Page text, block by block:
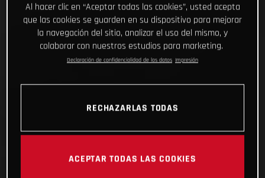
Al hacer clic en “Aceptar todas las cookies”, usted acepta
que las cookies se guarden en su dispositivo para mejorar
la navegación del sitio, analizar el uso del mismo, y
colaborar con nuestros estudios para marketing.
Declaración de confidencialidad de los datos Impresión
RECHAZARLAS TODAS
ACEPTAR TODAS LAS COOKIES